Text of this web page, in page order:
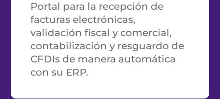
Portal para la recepción de
facturas electrónicas,
validación fiscal y comercial,
contabilización y resguardo de
CFDIs de manera automática
con su ERP.